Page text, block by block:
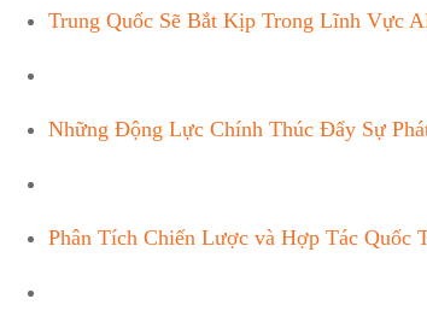
Trung Quốc Sẽ Bắt Kịp Trong Lĩnh Vực
Những Động Lực Chính Thúc Đẩy Sự
Phân Tích Chiến Lược và Hợp Tác Quốc